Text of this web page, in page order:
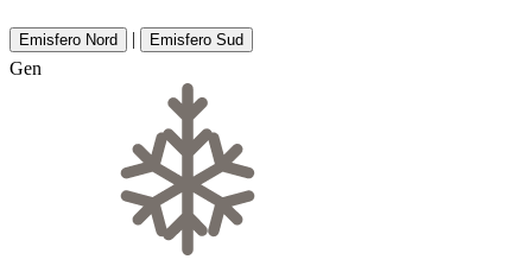
Emisfero Nord | Emisfero Sud
Gen